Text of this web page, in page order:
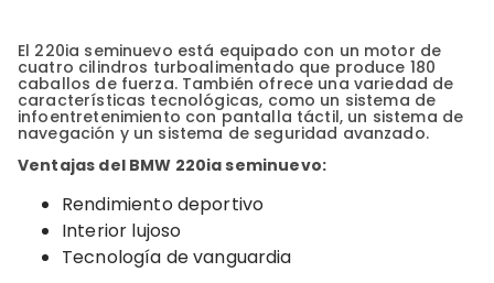
El 220ia seminuevo está equipado con un motor de
cuatro cilindros turboalimentado que produce 180
caballos de fuerza. También ofrece una variedad de
características tecnológicas, como un sistema de
infoentretenimiento con pantalla táctil, un sistema de
navegación y un sistema de seguridad avanzado.
Ventajas del BMW 220ia seminuevo:
Rendimiento deportivo
Interior lujoso
Tecnología de vanguardia